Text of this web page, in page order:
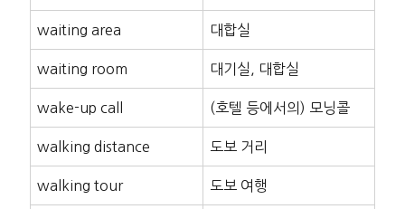
waiting area 대합실
waiting room 대기실, 대합실
wake-up call (호텔 등에서의) 모닝콜
walking distance 도보 거리
walking tour 도보 여행